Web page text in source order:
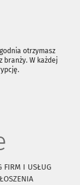
otrzymasz
W każdej
FIRM I USŁUG